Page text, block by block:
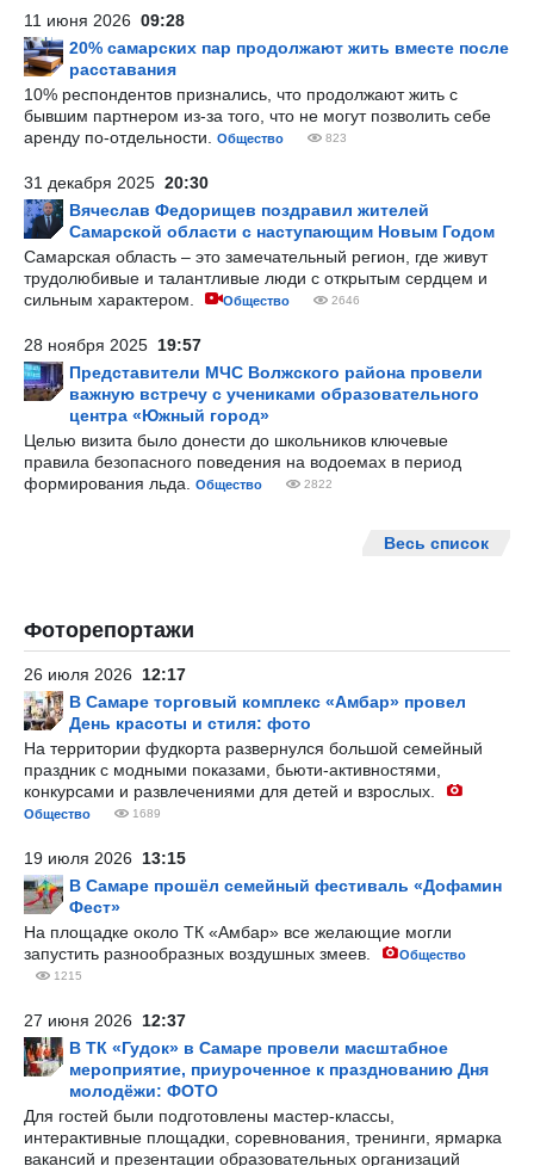
11 июня 2026 09:28
20% самарских пар продолжают жить вместе после
расставания
10% респондентов признались, что продолжают жить с
бывшим партнером из-за того, что не могут позволить себе
аренду по-отдельности.
Общество 823
31 декабря 2025 20:30
Вячеслав Федорищев поздравил жителей
Самарской области с наступающим Новым Годом
Самарская область – это замечательный регион, где живут
трудолюбивые и талантливые люди с открытым сердцем и
сильным характером.
Общество 2646
28 ноября 2025 19:57
Представители МЧС Волжского района провели
важную встречу с учениками образовательного
центра «Южный город»
Целью визита было донести до школьников ключевые
правила безопасного поведения на водоемах в период
формирования льда.
Общество 2822
Весь список
Фоторепортажи
26 июля 2026 12:17
В Самаре торговый комплекс «Амбар» провел
День красоты и стиля: фото
На территории фудкорта развернулся большой семейный
праздник с модными показами, бьюти-активностями,
конкурсами и развлечениями для детей и взрослых.
Общество 1689
19 июля 2026 13:15
В Самаре прошёл семейный фестиваль «Дофамин
Фест»
На площадке около ТК «Амбар» все желающие могли
запустить разнообразных воздушных змеев.
Общество
1215
27 июня 2026 12:37
В ТК «Гудок» в Самаре провели масштабное
мероприятие, приуроченное к празднованию Дня
молодёжи: ФОТО
Для гостей были подготовлены мастер-классы,
интерактивные площадки, соревнования, тренинги, ярмарка
вакансий и презентации образовательных организаций